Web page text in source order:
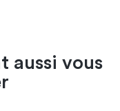
aussi vous